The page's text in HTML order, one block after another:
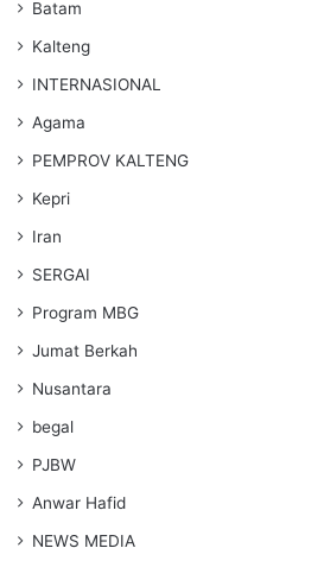
Batam
Kalteng
INTERNASIONAL
Agama
PEMPROV KALTENG
Kepri
Iran
SERGAI
Program MBG
Jumat Berkah
Nusantara
begal
PJBW
Anwar Hafid
NEWS MEDIA